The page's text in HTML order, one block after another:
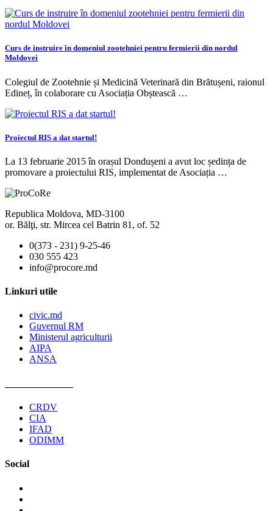
Curs de instruire în domeniul zootehniei pentru fermierii din nordul
Moldovei
Colegiul de Zootehnie și Medicină Veterinară din Brătușeni, raionul
Edineț, în colaborare cu Asociația Obștească …
Proiectul RIS a dat startul!
La 13 februarie 2015 în orașul Dondușeni a avut loc ședința de
promovare a proiectului RIS, implementat de Asociația …
Republica Moldova, MD-3100
or. Bălţi, str. Mircea cel Batrin 81, of. 52
0(373 - 231) 9-25-46
030 555 423
info@procore.md
Linkuri utile
civic.md
Guvernul RM
Ministerul agriculturii
AIPA
ANSA
CRDV
CIA
IFAD
ODIMM
Social